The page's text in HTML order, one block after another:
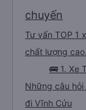
chuyến
Tư vấn TOP 1
chất lượng
🚌 1. Xe
Những câu
đi Vĩnh Cửu